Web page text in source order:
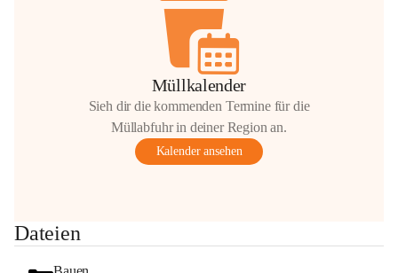
anrainer-service@omv.com
Bei Fragen, Anliegen oder Beschwerden.
Die OMV wird im Zuge von
Müllkalender
Sieh dir die kommenden Termine für die
Müllabfuhr in deiner Region an.
Kalender ansehen
Dateien